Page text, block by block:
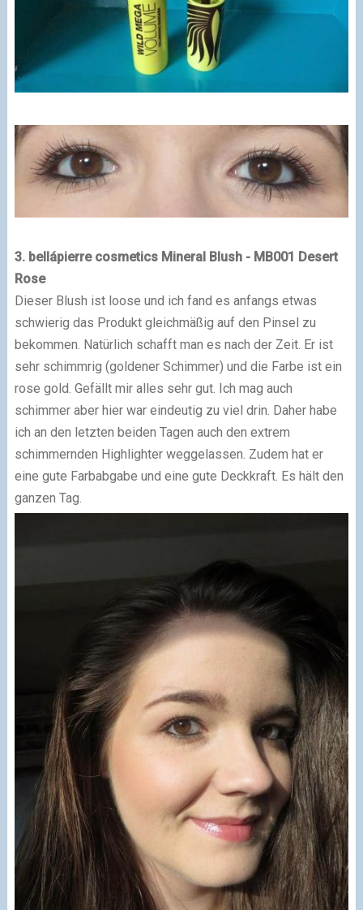
3. bellápierre cosmetics Mineral Blush - MB001 Desert
Rose
Dieser Blush ist loose und ich fand es anfangs etwas
schwierig das Produkt gleichmäßig auf den Pinsel zu
bekommen. Natürlich schafft man es nach der Zeit. Er ist
sehr schimmrig (goldener Schimmer) und die Farbe ist ein
rose gold. Gefällt mir alles sehr gut. Ich mag auch
schimmer aber hier war eindeutig zu viel drin. Daher habe
ich an den letzten beiden Tagen auch den extrem
schimmernden Highlighter weggelassen. Zudem hat er
eine gute Farbabgabe und eine gute Deckkraft. Es hält den
ganzen Tag.